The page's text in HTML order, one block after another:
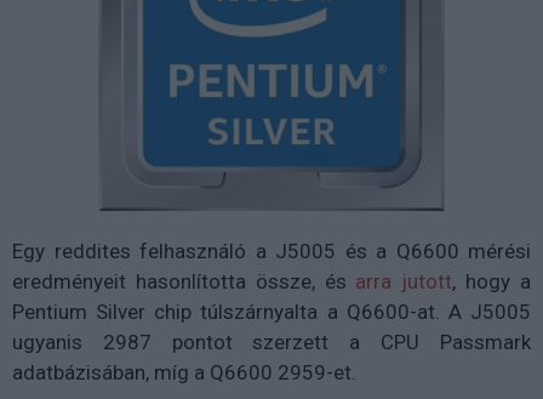
Egy reddites felhasználó a J5005 és a Q6600 mérési
eredményeit hasonlította össze, és arra jutott, hogy a
Pentium Silver chip túlszárnyalta a Q6600-at. A J5005
ugyanis 2987 pontot szerzett a CPU Passmark
adatbázisában, míg a Q6600 2959-et.